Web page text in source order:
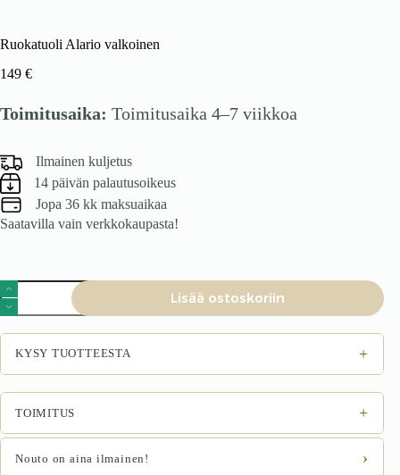
Ruokatuoli Alario valkoinen
149 €
Toimitusaika: Toimitusaika 4–7 viikkoa
Ilmainen kuljetus
14 päivän palautusoikeus
Jopa 36 kk maksuaikaa
Saatavilla vain verkkokaupasta!
Ruokatuoli
Alario
valkoinen
määrä
Lisää ostoskoriin
KYSY TUOTTEESTA +
TOIMITUS +
Nouto on aina ilmainen! ›